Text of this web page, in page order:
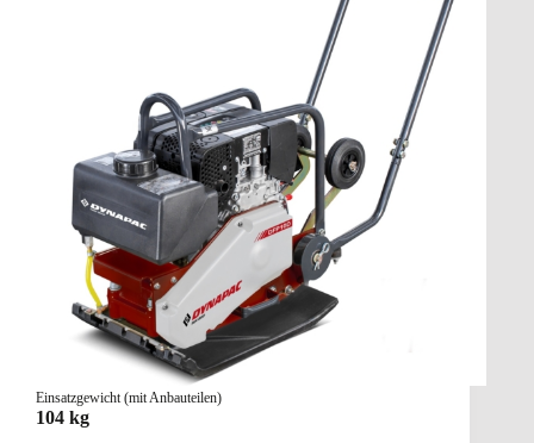
Einsatzgewicht (mit Anbauteilen)
104 kg